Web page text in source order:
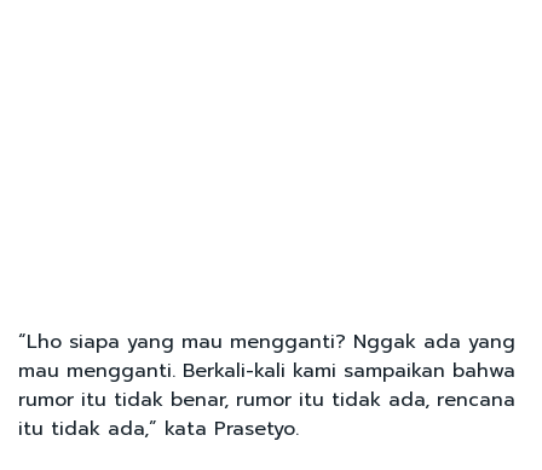
“Lho siapa yang mau mengganti? Nggak ada yang
mau mengganti. Berkali-kali kami sampaikan bahwa
rumor itu tidak benar, rumor itu tidak ada, rencana
itu tidak ada,” kata Prasetyo.